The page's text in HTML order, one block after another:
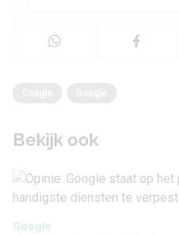
Bekijk ook
Google